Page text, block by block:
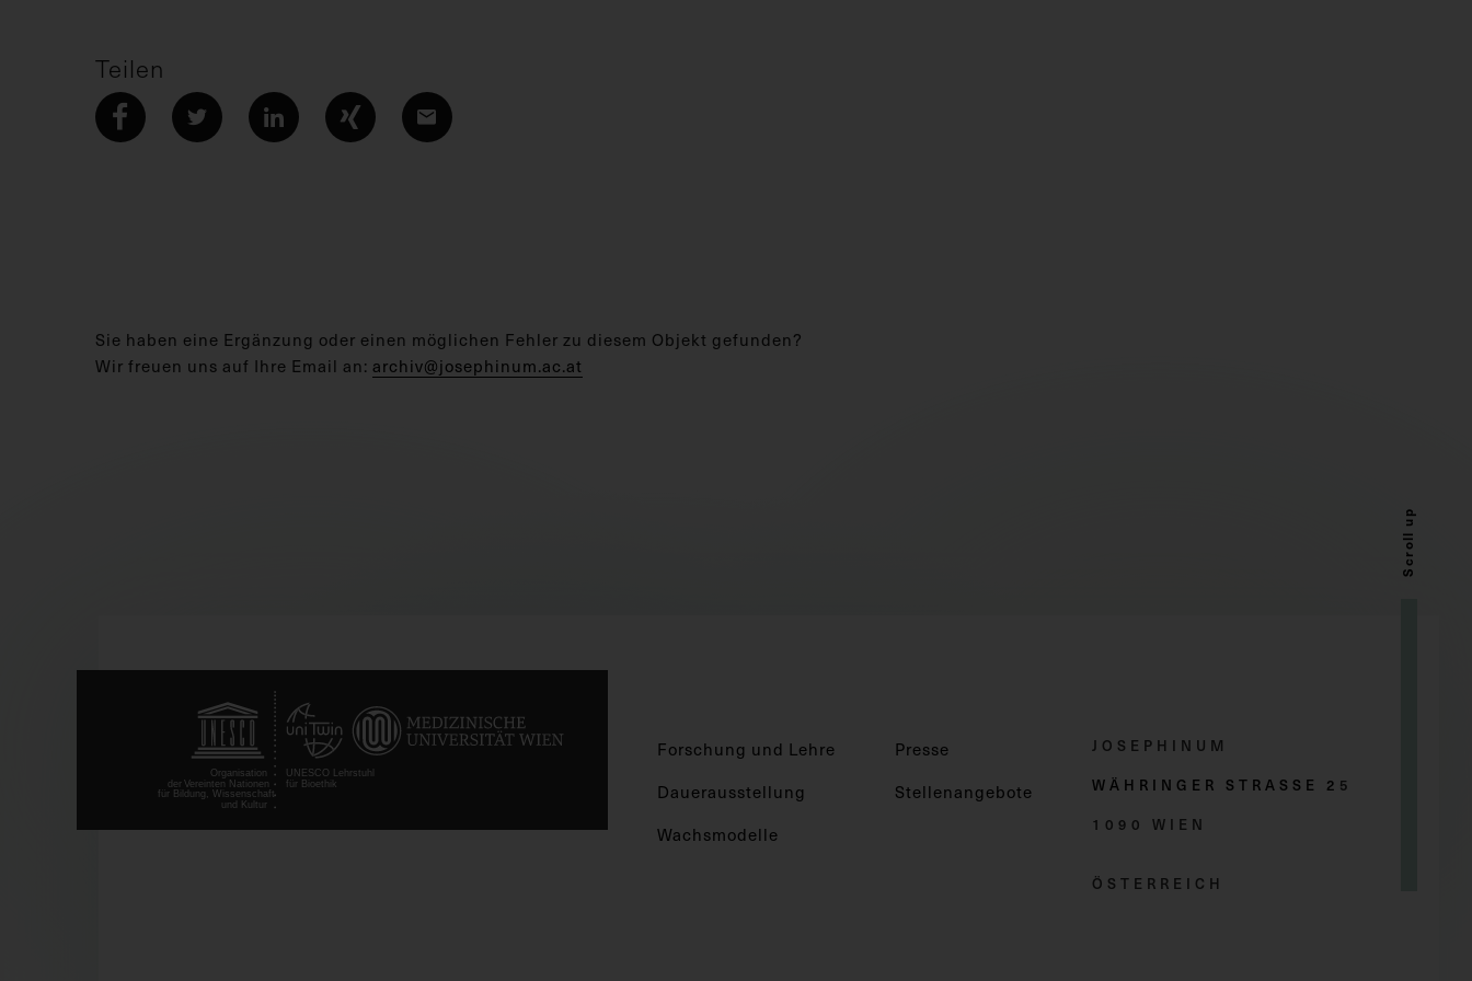
Teilen
Sie haben eine Ergänzung oder einen möglichen Fehler zu diesem Objekt gefunden?
Wir freuen uns auf Ihre Email an: archiv@josephinum.ac.at
Scroll up
Forschung und Lehre
Dauerausstellung
Wachsmodelle
Presse
Stellenangebote
JOSEPHINUM
WÄHRINGER STRASSE 2 5
1090 WIEN
ÖSTERREICH